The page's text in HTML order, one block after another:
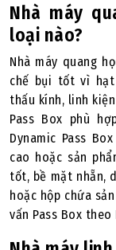
Nhà máy
loại nào?
Nhà máy quang
chế bụi tốt vì
thấu kính, linh
Pass Box phù
Dynamic Pass
cao hoặc sản
tốt, bề mặt nhẵn,
hoặc hộp chứa
vấn Pass Box